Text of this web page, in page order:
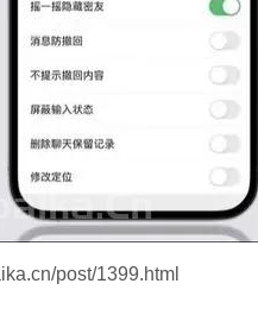
post/1399.html